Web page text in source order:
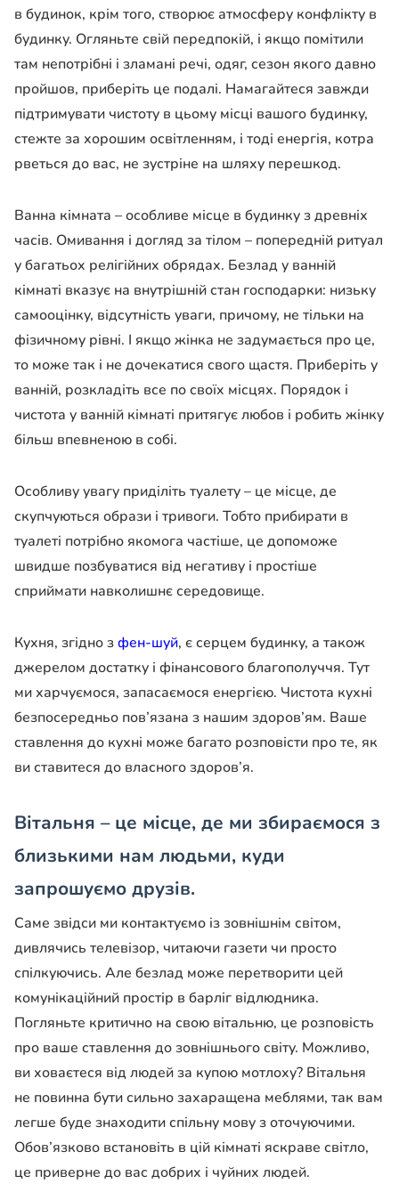
в будинок, крім того, створює атмосферу конфлікту в
будинку. Огляньте свій передпокій, і якщо помітили
там непотрібні і зламані речі, одяг, сезон якого давно
пройшов, приберіть це подалі. Намагайтеся завжди
підтримувати чистоту в цьому місці вашого будинку,
стежте за хорошим освітленням, і тоді енергія, котра
рветься до вас, не зустріне на шляху перешкод.
Ванна кімната – особливе місце в будинку з древніх
часів. Омивання і догляд за тілом – попередній ритуал
у багатьох релігійних обрядах. Безлад у ванній
кімнаті вказує на внутрішній стан господарки: низьку
самооцінку, відсутність уваги, причому, не тільки на
фізичному рівні. І якщо жінка не задумається про це,
то може так і не дочекатися свого щастя. Приберіть у
ванній, розкладіть все по своїх місцях. Порядок і
чистота у ванній кімнаті притягує любов і робить жінку
більш впевненою в собі.
Особливу увагу приділіть туалету – це місце, де
скупчуються образи і тривоги. Тобто прибирати в
туалеті потрібно якомога частіше, це допоможе
швидше позбуватися від негативу і простіше
сприймати навколишнє середовище.
Кухня, згідно зфен-шуй, є серцем будинку, а також
джерелом достатку і фінансового благополуччя. Тут
ми харчуємося, запасаємося енергією. Чистота кухні
безпосередньо пов’язана з нашим здоров’ям. Ваше
ставлення до кухні може багато розповісти про те, як
ви ставитеся до власного здоров’я.
Вітальня – це місце, де ми збираємося з
близькими нам людьми, куди
запрошуємо друзів.
Саме звідси ми контактуємо із зовнішнім світом,
дивлячись телевізор, читаючи газети чи просто
спілкуючись. Але безлад може перетворити цей
комунікаційний простір в барліг відлюдника.
Погляньте критично на свою вітальню, це розповість
про ваше ставлення до зовнішнього світу. Можливо,
ви ховаєтеся від людей за купою мотлоху? Вітальня
не повинна бути сильно захаращена меблями, так вам
легше буде знаходити спільну мову з оточуючими.
Обов’язково встановіть в цій кімнаті яскраве світло,
це приверне до вас добрих і чуйних людей.